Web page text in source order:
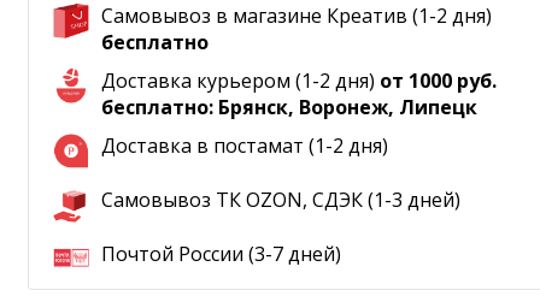
Самовывоз в магазине Креатив (1-2 дня)
бесплатно
Доставка курьером (1-2 дня) от 1000 руб.
бесплатно: Брянск, Воронеж, Липецк
Доставка в постамат (1-2 дня)
Самовывоз ТК OZON, СДЭК (1-3 дней)
Почтой России (3-7 дней)